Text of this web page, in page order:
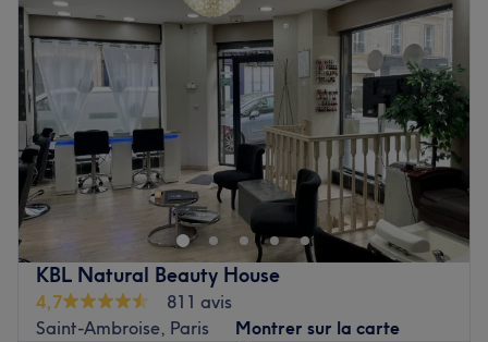
KBL Natural Beauty House
4,7
811 avis
Saint-Ambroise, Paris
Montrer sur la carte